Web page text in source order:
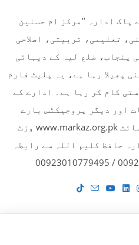
ادارہ ’’مرکز ام حسنین
تعلیمی، تربیتی، اصلاحی
پنجاب، ضلع لیہ کے دیہاتی
پھیلا رہا ہے، یہ پلیٹ فارم
کام کر رہا ہے۔ ادارے کے
اور دیگر پروجیکٹس بارے
جاننے کےلیے آفیشل ویب سائٹ www.markaz.org.pk وزٹ
حافظ کلیم اللہ سے رابطہ